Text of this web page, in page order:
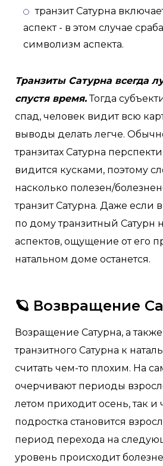
транзит Сатурна
аспект - в этом случае
символизм аспекта.
Транзиты Сатурна всегда
спустя время.Тогда
спад, человек видит всю
выводы делать легче.
транзитах Сатурна
видится кусками, поэтому
насколько полезен/
транзит Сатурна. Даже если
по дому транзитный Сатурн
аспектов, ощущение от его
натальном доме останется.
🪐 Возвращение
Возращение Сатурна, а
транзитного Сатурна к
считать чем-то плохим. На
очерчивают периоды
летом приходит осень, так и
подростка становится
период перехода на
уровень происходит